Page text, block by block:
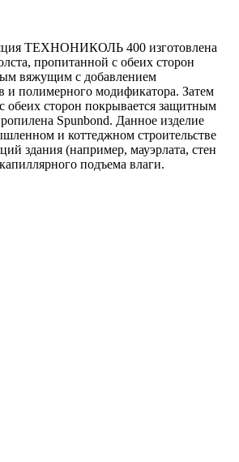
ТЕХНОНИКОЛЬ 400 изготовлена
пропитанной с обеих сторон
вяжущим с добавлением
и полимерного модификатора. Затем
обеих сторон покрывается защитным
Spunbond. Данное изделие
и коттеджном строительстве
здания (например, мауэрлата, стен
подъема влаги.